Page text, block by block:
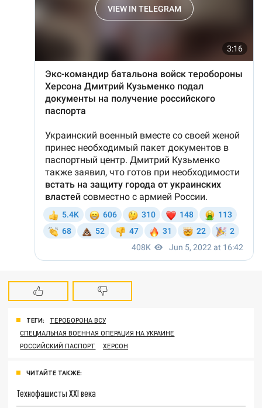
ТЕГИ:
ТЕРОБОРОНА ВСУ
СПЕЦИАЛЬНАЯ ВОЕННАЯ ОПЕРАЦИЯ НА УКРАИНЕ
РОССИЙСКИЙ ПАСПОРТ
ХЕРСОН
ЧИТАЙТЕ ТАКЖЕ:
Технофашисты XXI века